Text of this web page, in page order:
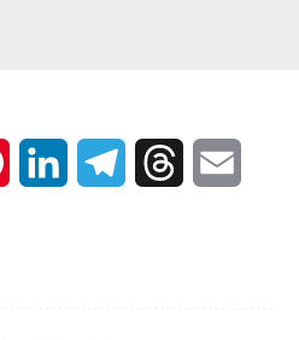
Pinterest LinkedIn TelegramThreads